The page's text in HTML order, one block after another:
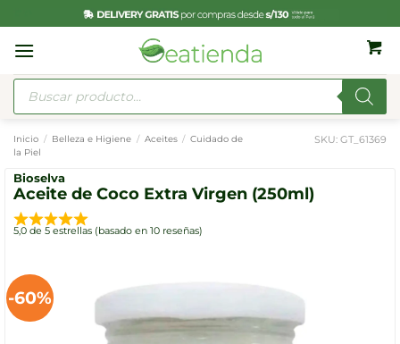
al
contenido
Búsqueda
Inicio / Belleza e Higiene / Aceites / Cuidado de
la Piel
SKU: GT_61369
Bioselva
Aceite de Coco Extra Virgen (250ml)
5,0 de 5 estrellas (basado en 10 reseñas)
-60%